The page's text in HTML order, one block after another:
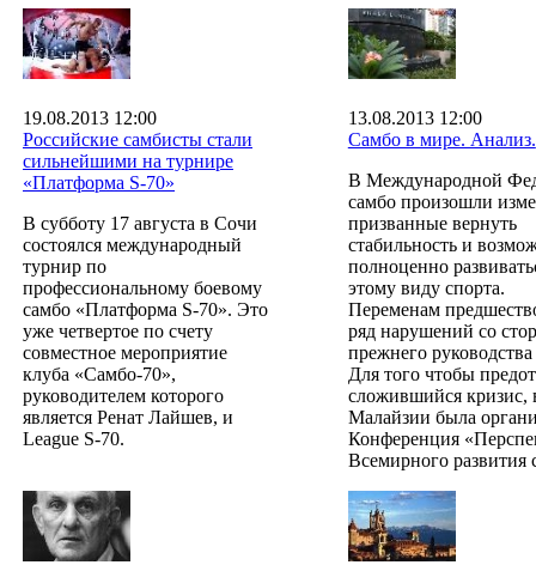
19.08.2013 12:00
Российские самбисты стали
сильнейшими на турнире
«Платформа S-70»
В субботу 17 августа в Сочи
состоялся международный
турнир по
профессиональному боевому
самбо «Платформа S-70». Это
уже четвертое по счету
совместное мероприятие
клуба «Самбо-70»,
руководителем которого
является Ренат Лайшев, и
League S-70.
13.08.2013 12:00
Самбо в мире. Анализ.
В Международной
самбо произошли
призванные вернуть
стабильность и
полноценно
этому виду спорта.
Переменам
ряд нарушений со
прежнего
Для того чтобы
сложившийся кризис,
Малайзии была
Конференция
Всемирного развития